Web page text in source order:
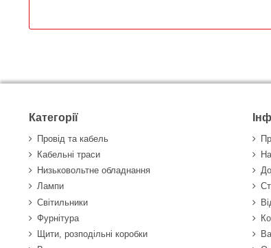
Категорії
Провід та кабель
Кабельні траси
Низьковольтне обладнання
Лампи
Світильники
Фурнітура
Щити, розподільні коробки